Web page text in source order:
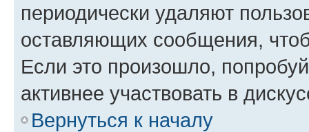
периодически удаляют
оставляющих сообщения,
Если это произошло,
активнее участвовать в
Вернуться к началу